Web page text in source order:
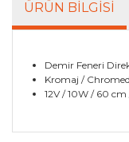
ÜRÜN BILGISI
Demir Feneri
Kromaj / Chromed
12V / 10W / 60
Bu ürünün fiyat